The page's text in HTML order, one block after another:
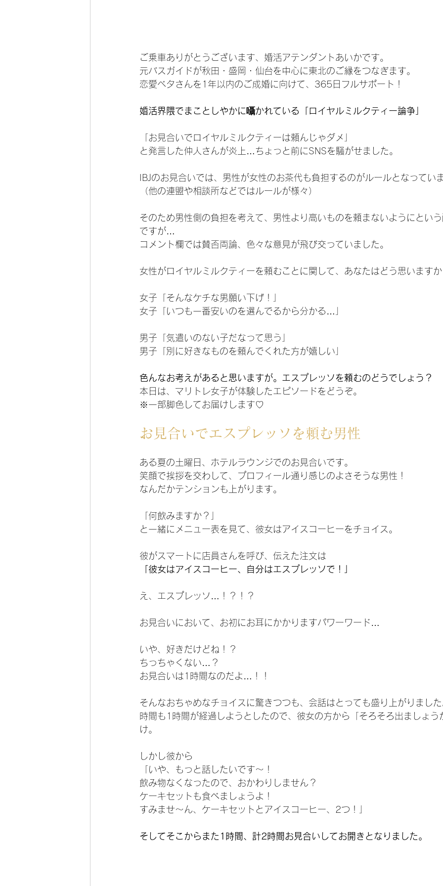
ご乗車ありがとうございます、婚活アテンダントあいかです。
元バスガイドが秋田・盛岡・仙台を中心に東北のご縁をつなぎます。
恋愛ベタさんを1年以内のご成婚に向けて、365日フルサポート！
婚活界隈でまことしやかに囁かれている「ロイヤルミルクティー論争」
「お見合いでロイヤルミルクティーは頼んじゃダメ」
と発言した仲人さんが炎上…ちょっと前にSNSを騒がせました。
IBJのお見合いでは、男性が女性のお茶代も負担するのがルールとなってい
（他の連盟や相談所などではルールが様々）
そのため男性側の負担を考えて、男性より高いものを頼まないようにとい
ですが…
コメント欄では賛否両論、色々な意見が飛び交っていました。
女性がロイヤルミルクティーを頼むことに関して、あなたはどう思います
女子「そんなケチな男願い下げ！」
女子「いつも一番安いのを選んでるから分かる…」
男子「気遣いのない子だなって思う」
男子「別に好きなものを頼んでくれた方が嬉しい」
色んなお考えがあると思いますが。エスプレッソを頼むのどうでしょう？
本日は、マリトレ女子が体験したエピソードをどうぞ。
※一部脚色してお届けします♡
お見合いでエスプレッソを頼む男性
ある夏の土曜日、ホテルラウンジでのお見合いです。
笑顔で挨拶を交わして、プロフィール通り感じのよさそうな男性！
なんだかテンションも上がります。
「何飲みますか？」
と一緒にメニュー表を見て、彼女はアイスコーヒーをチョイス。
彼がスマートに店員さんを呼び、伝えた注文は
「彼女はアイスコーヒー、自分はエスプレッソで！」
え、エスプレッソ…！？！？
お見合いにおいて、お初にお耳にかかりますパワーワード…
いや、好きだけどね！？
ちっちゃくない…？
お見合いは1時間なのだよ…！！
そんなおちゃめなチョイスに驚きつつも、会話はとっても盛り上がりまし
時間も1時間が経過しようとしたので、彼女の方から「そろそろ出ましょう
け。
しかし彼から
「いや、もっと話したいです～！
飲み物なくなったので、おかわりしません？
ケーキセットも食べましょうよ！
すみませ～ん、ケーキセットとアイスコーヒー、2つ！」
そしてそこからまた1時間、計2時間お見合いしてお開きとなりました。